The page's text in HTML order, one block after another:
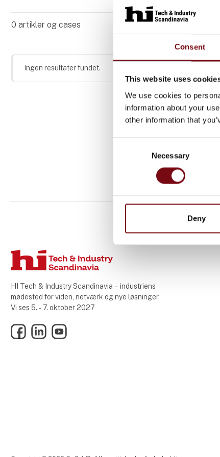
Consent
This website uses
We use cookies to
information about your
other information that
Necessary
Deny
0 artikler og cases
Ingen resultater fundet.
HI Tech & Industry Scandinavia – industriens
mødested for viden, netværk og nye løsninger.
Vi ses 5. - 7. oktober 2027
FacebookLinkedInYouTube